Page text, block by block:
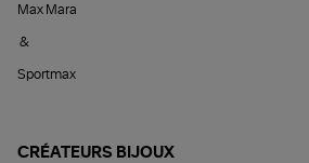
Max Mara
&
Sportmax
CRÉATEURS BIJOUX